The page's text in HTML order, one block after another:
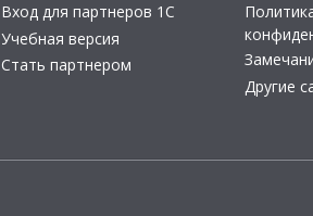
Вход для партнеров 1С
Учебная версия
Стать партнером
Другие